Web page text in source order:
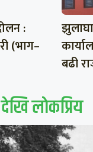
:
(भाग–
बढी
लाेकप्रिय